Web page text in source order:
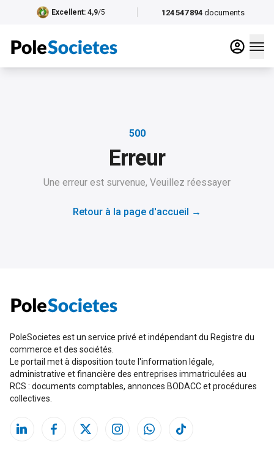
124 547 894 documents
Excellent: 4,9/5
500
Erreur
Une erreur est survenue, Veuillez réessayer
Retour à la page d'accueil →
PoleSocietes est un service privé et indépendant du Registre du
commerce et des sociétés.
Le portail met à disposition toute l'information légale,
administrative et financière des entreprises immatriculées au
RCS : documents comptables, annonces BODACC et procédures
collectives.